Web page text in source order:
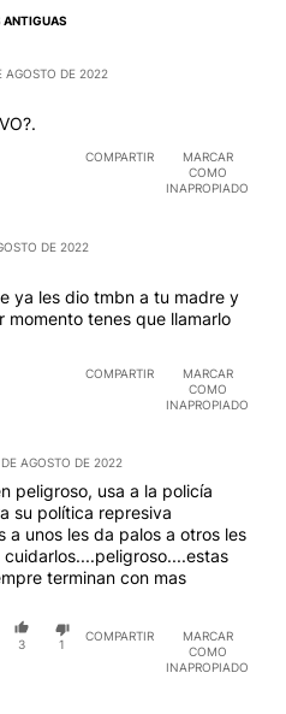
ANTIGUAS
AGOSTO DE 2022
COMPARTIR
MARCAR
COMO
INAPROPIADO
DE 2022
ya les dio tmbn a tu madre y
momento tenes que llamarlo
COMPARTIR
MARCAR
COMO
INAPROPIADO
AGOSTO DE 2022
peligroso, usa a la policía
su política represiva
a unos les da palos a otros les
terminan con mas
3 1
COMPARTIR
MARCAR
COMO
INAPROPIADO